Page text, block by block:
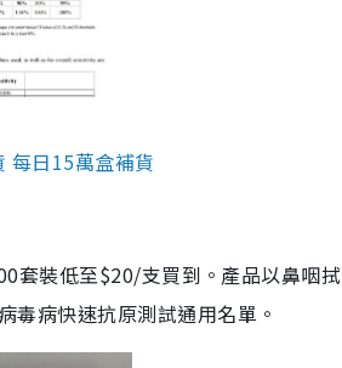
每日15萬盒補貨
套裝低至$20/支買到。產品以鼻咽
毒病快速抗原測試通用名單。